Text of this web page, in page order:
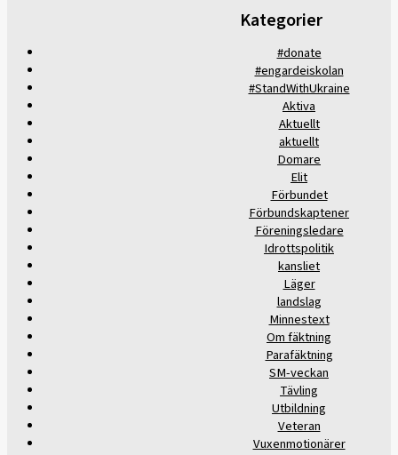
Kategorier
#donate
#engardeiskolan
#StandWithUkraine
Aktiva
Aktuellt
aktuellt
Domare
Elit
Förbundet
Förbundskaptener
Föreningsledare
Idrottspolitik
kansliet
Läger
landslag
Minnestext
Om fäktning
Parafäktning
SM-veckan
Tävling
Utbildning
Veteran
Vuxenmotionärer